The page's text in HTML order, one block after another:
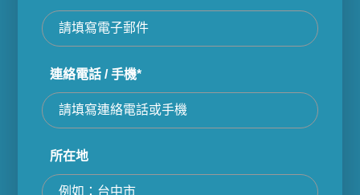
連絡電話 / 手機*
所在地